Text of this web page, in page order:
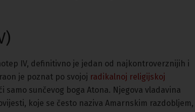
IV, definitivno je jedan od najkontroverznijih i
je poznat po svojoj radikalnoj religijskoj
samo sunčevog boga Atona. Njegova vladavina
koje se često naziva Amarnskim razdobljem,